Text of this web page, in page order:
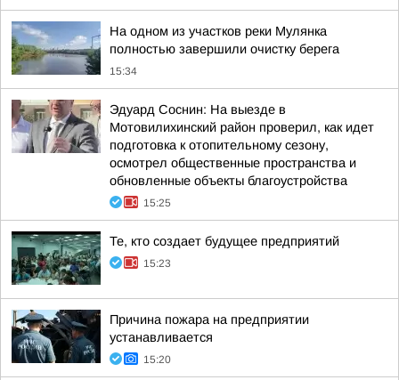
На одном из участков реки Мулянка
полностью завершили очистку берега
15:34
Эдуард Соснин: На выезде в
Мотовилихинский район проверил, как идет
подготовка к отопительному сезону,
осмотрел общественные пространства и
обновленные объекты благоустройства
15:25
Те, кто создает будущее предприятий
15:23
Причина пожара на предприятии
устанавливается
15:20